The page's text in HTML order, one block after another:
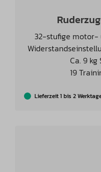
32-stufige motor-
Ca. 9 kg
19
Lieferzeit 1 bis 2